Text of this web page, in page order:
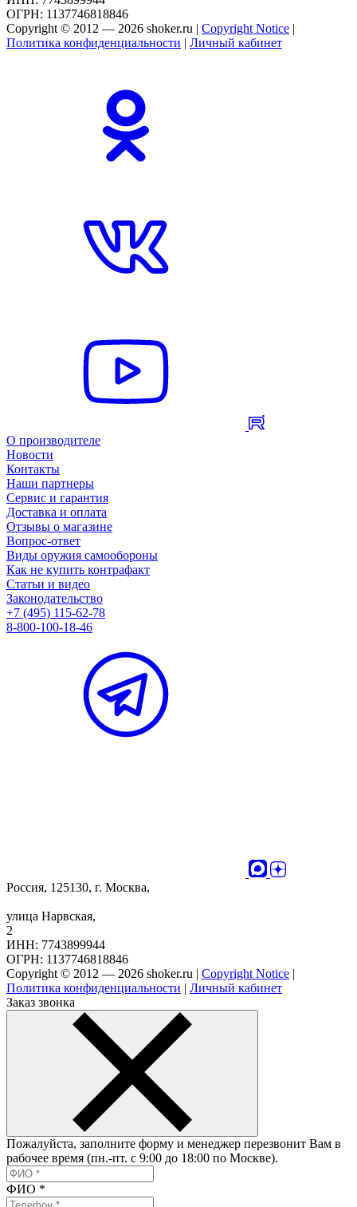
ОГРН: 1137746818846
Copyright © 2012 — 2026 shoker.ru | Copyright Notice |
Политика конфиденциальности | Личный кабинет
О производителе
Новости
Контакты
Наши партнеры
Сервис и гарантия
Доставка и оплата
Отзывы о магазине
Вопрос-ответ
Виды оружия самообороны
Как не купить контрафакт
Статьи и видео
Законодательство
+7 (495) 115-62-78
8-800-100-18-46
Россия, 125130, г. Москва,
улица Нарвская,
2
ИНН: 7743899944
ОГРН: 1137746818846
Copyright © 2012 — 2026 shoker.ru | Copyright Notice |
Политика конфиденциальности | Личный кабинет
Заказ звонка
Пожалуйста, заполните форму и менеджер перезвонит Вам в
рабочее время (пн.-пт. с 9:00 до 18:00 по Москве).
ФИО *